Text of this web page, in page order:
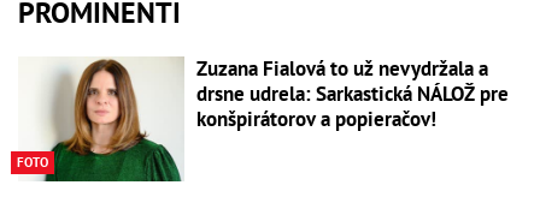
PROMINENTI
FOTO
Zuzana Fialová to už nevydržala a
drsne udrela: Sarkastická NÁLOŽ pre
konšpirátorov a popieračov!